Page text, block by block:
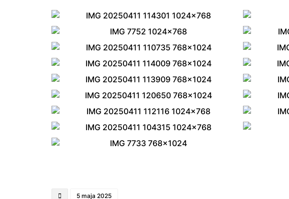
5 maja 2025